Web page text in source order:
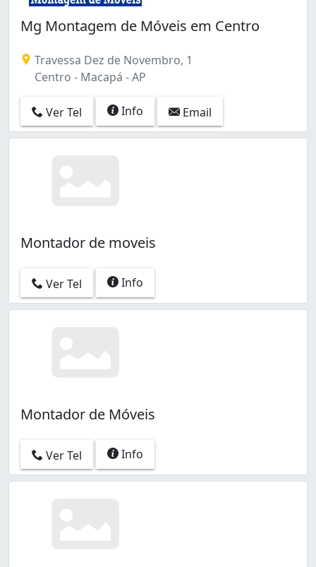
Mg Montagem de Móveis em Centro
Travessa Dez de Novembro, 1
Centro - Macapá - AP
Ver Tel Info Email
Montador de moveis
Ver Tel Info
Montador de Móveis
Ver Tel Info